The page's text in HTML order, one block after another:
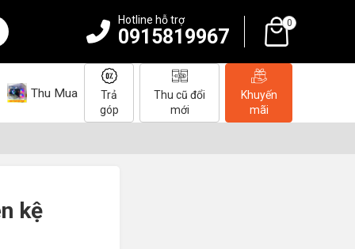
Hotline hỗ trợ
0915819967
0
Thu Mua
Trả
góp
Thu cũ đổi
mới
Khuyến
mãi
kệ